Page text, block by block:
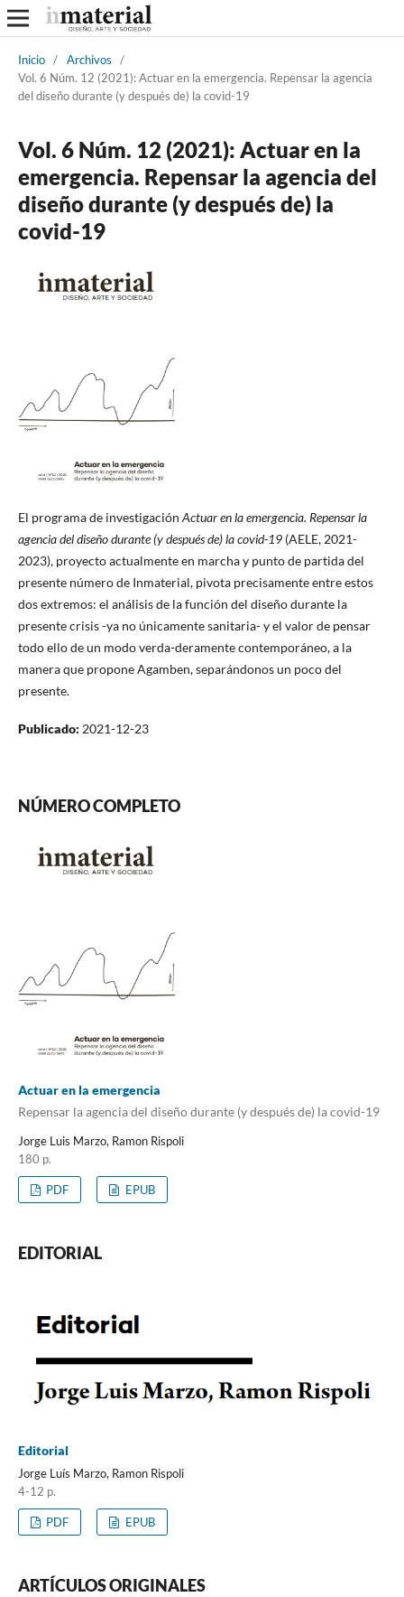
Inicio / Archivos
/
Vol. 6 Núm. 12 (2021): Actuar en la emergencia. Repensar la agencia
del diseño durante (y después de) la covid-19
Vol. 6 Núm. 12 (2021): Actuar en la
emergencia. Repensar la agencia del
diseño durante (y después de) la
covid-19
El programa de investigación Actuar en la emergencia. Repensar la
agencia del diseño durante (y después de) la covid-19(AELE, 2021-
2023), proyecto actualmente en marcha y punto de partida del
presente número de Inmaterial, pivota precisamente entre estos
dos extremos: el análisis de la función del diseño durante la
presente crisis -ya no únicamente sanitaria- y el valor de pensar
todo ello de un modo verda-deramente contemporáneo, a la
manera que propone Agamben, separándonos un poco del
presente.
Publicado: 2021-12-23
NÚMERO COMPLETO
Actuar en la emergencia
Repensar la agencia del diseño durante (y después de) la covid-19
Jorge Luis Marzo, Ramon Rispoli
180 p.
PDF EPUB
EDITORIAL
Editorial
Jorge Luís Marzo, Ramon Rispoli
4-12 p.
PDF EPUB
ARTÍCULOS ORIGINALES